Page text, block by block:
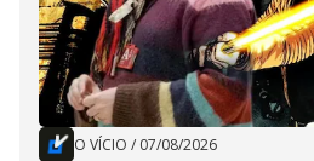
O VÍCIO / 07/08/2026